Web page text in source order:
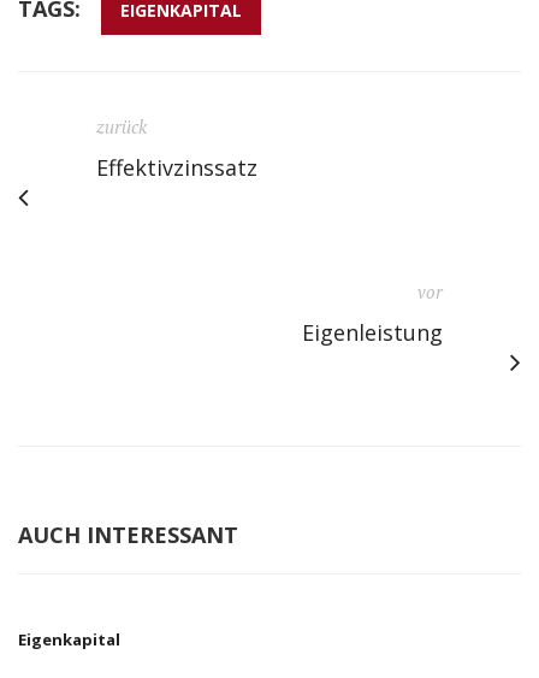
TAGS: EIGENKAPITAL
zurück
Effektivzinssatz
vor
Eigenleistung
AUCH INTERESSANT
Eigenkapital